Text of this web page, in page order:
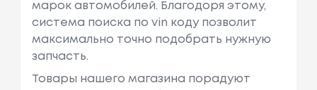
марок автомобилей. Благодоря этому,
система поиска по vin коду позволит
максимально точно подобрать нужную
запчасть.
Товары нашего магазина порадуют